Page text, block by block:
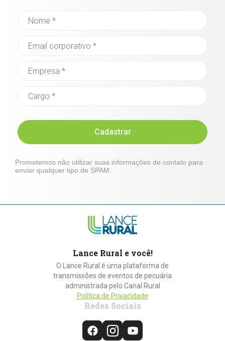
Cadastrar
Prometemos não utilizar suas informações de contato para
enviar qualquer tipo de SPAM.
Lance Rural e você!
O Lance Rural é uma plataforma de
transmissões de eventos de pecuária
administrada pelo Canal Rural
Política de Privacidade
Redes Sociais